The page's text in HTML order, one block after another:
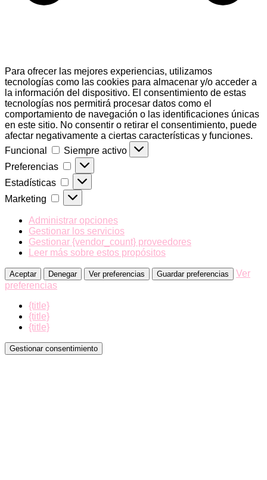
Para ofrecer las mejores experiencias, utilizamos
tecnologías como las cookies para almacenar y/o acceder a
la información del dispositivo. El consentimiento de estas
tecnologías nos permitirá procesar datos como el
comportamiento de navegación o las identificaciones únicas
en este sitio. No consentir o retirar el consentimiento, puede
afectar negativamente a ciertas características y funciones.
Funcional
Funcional
Siempre activo
Preferencias
Preferencias
Estadísticas Estadísticas
Marketing Marketing
Administrar opciones
Gestionar los servicios
Gestionar {vendor_count} proveedores
Leer más sobre estos propósitos
Aceptar Denegar Ver preferencias Guardar preferencias
Ver
preferencias
{title}
{title}
{title}
Gestionar consentimiento